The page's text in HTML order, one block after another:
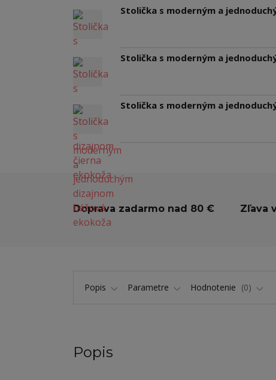
Stolička s moderným a
Stolička s moderným a
Stolička s moderným a
Doprava zadarmo nad 80 € Zľava
Popis Parametre Hodnotenie 0
Popis